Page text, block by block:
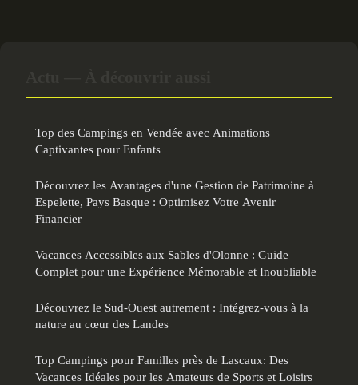
Top des Campings en Vendée avec Animations
Captivantes pour Enfants
Découvrez les Avantages d'une Gestion de Patrimoine à
Espelette, Pays Basque : Optimisez Votre Avenir
Financier
Vacances Accessibles aux Sables d'Olonne : Guide
Complet pour une Expérience Mémorable et Inoubliable
Découvrez le Sud-Ouest autrement : Intégrez-vous à la
nature au cœur des Landes
Top Campings pour Familles près de Lascaux: Des
Vacances Idéales pour les Amateurs de Sports et Loisirs